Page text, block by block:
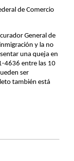
de Comercio
General de
y la no
una queja en
4636 entre las 10
ser
también está